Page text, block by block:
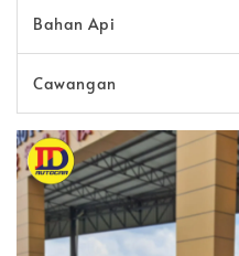
Bahan Api
Cawangan